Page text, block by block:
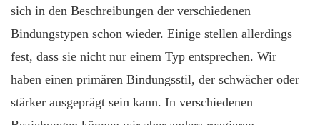
sich in den Beschreibungen der verschiedenen
Bindungstypen schon wieder. Einige stellen allerdings
fest, dass sie nicht nur einem Typ entsprechen. Wir
haben einen primären Bindungsstil, der schwächer oder
stärker ausgeprägt sein kann. In verschiedenen